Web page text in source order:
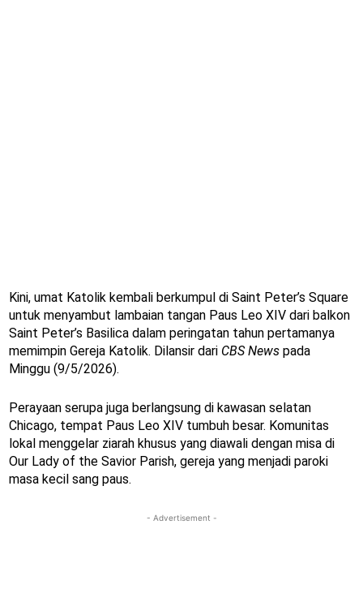
Kini, umat Katolik kembali berkumpul di Saint Peter’s Square
untuk menyambut lambaian tangan Paus Leo XIV dari balkon
Saint Peter’s Basilica dalam peringatan tahun pertamanya
memimpin Gereja Katolik. Dilansir dari CBS News pada
Minggu (9/5/2026).
Perayaan serupa juga berlangsung di kawasan selatan
Chicago, tempat Paus Leo XIV tumbuh besar. Komunitas
lokal menggelar ziarah khusus yang diawali dengan misa di
Our Lady of the Savior Parish, gereja yang menjadi paroki
masa kecil sang paus.
- Advertisement -